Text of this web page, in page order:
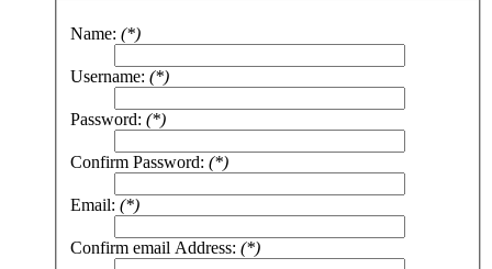
Name: (*)
Username: (*)
Password: (*)
Confirm Password: (*)
Email: (*)
Confirm email Address: (*)